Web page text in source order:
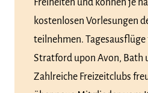
Freiheiten und können je
kostenlosen Vorlesungen
teilnehmen. Tagesausflüge
Stratford upon Avon, Bath
Zahlreiche Freizeitclubs